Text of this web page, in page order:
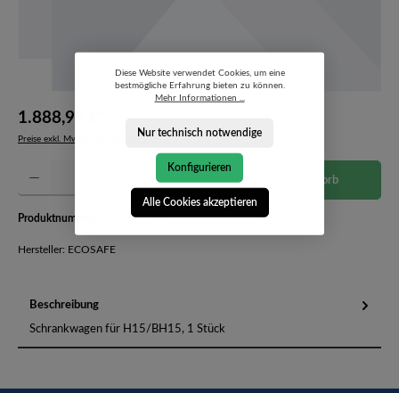
1.888,95 €*
Preise exkl. MwSt. zzgl. Versandkosten
Produkt Anzahl: Gib den gewünschten Wert ein oder benutze die Schaltflächen um die
In den Warenkorb
Produktnummer: TA15-6317593
Hersteller: ECOSAFE
Beschreibung
Schrankwagen für H15/BH15, 1 Stück
Diese Website verwendet Cookies, um eine
bestmögliche Erfahrung bieten zu können.
Mehr Informationen ...
Nur technisch notwendige
Konfigurieren
Alle Cookies akzeptieren